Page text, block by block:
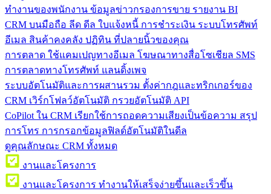
ทำงานของพนักงาน ข้อมูลข่าวกรองการขาย รายงาน BI
CRM บนมือถือ ลีด ดีล ใบแจ้งหนี้ การชำระเงิน ระบบโทรศัพท์
อีเมล สินค้าคงคลัง ปฏิทิน ที่ปลายนิ้วของคุณ
การตลาด ใช้แคมเปญทางอีเมล โฆษณาทางสื่อโซเชียล SMS
การตลาดทางโทรศัพท์ แลนดิ้งเพจ
ระบบอัตโนมัติและการผสานรวม ตั้งค่ากฎและทริกเกอร์ของ
CRM เวิร์กโฟลว์อัตโนมัติ กรวยอัตโนมัติ API
CoPilot ใน CRM เรียกใช้การถอดความเสียงเป็นข้อความ สรุป
การโทร การกรอกข้อมูลฟิลด์อัตโนมัติในดีล
ดูคุณลักษณะ CRM ทั้งหมด
งานและโครงการ
งานและโครงการ ทำงานให้เสร็จง่ายขึ้นและเร็วขึ้น